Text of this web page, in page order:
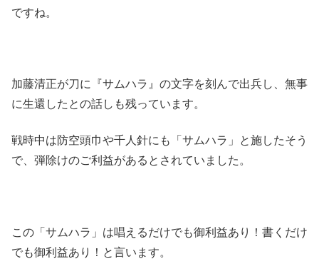
ですね。
加藤清正が刀に『サムハラ』の文字を刻んで出兵し、無事
に生還したとの話しも残っています。
戦時中は防空頭巾や千人針にも「サムハラ」と施したそう
で、弾除けのご利益があるとされていました。
この「サムハラ」は唱えるだけでも御利益あり！書くだけ
でも御利益あり！と言います。